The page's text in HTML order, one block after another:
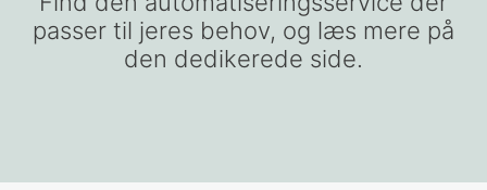
passer til jeres behov, og læs mere på
den dedikerede side.